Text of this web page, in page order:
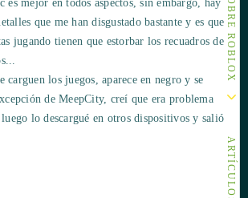
es mejor en todos aspectos, sin embargo, hay
que me han disgustado bastante y es que
jugando tienen que estorbar los recuadros de
carguen los juegos, aparece en negro y se
de MeepCity, creí que era problema
lo descargué en otros dispositivos y salió